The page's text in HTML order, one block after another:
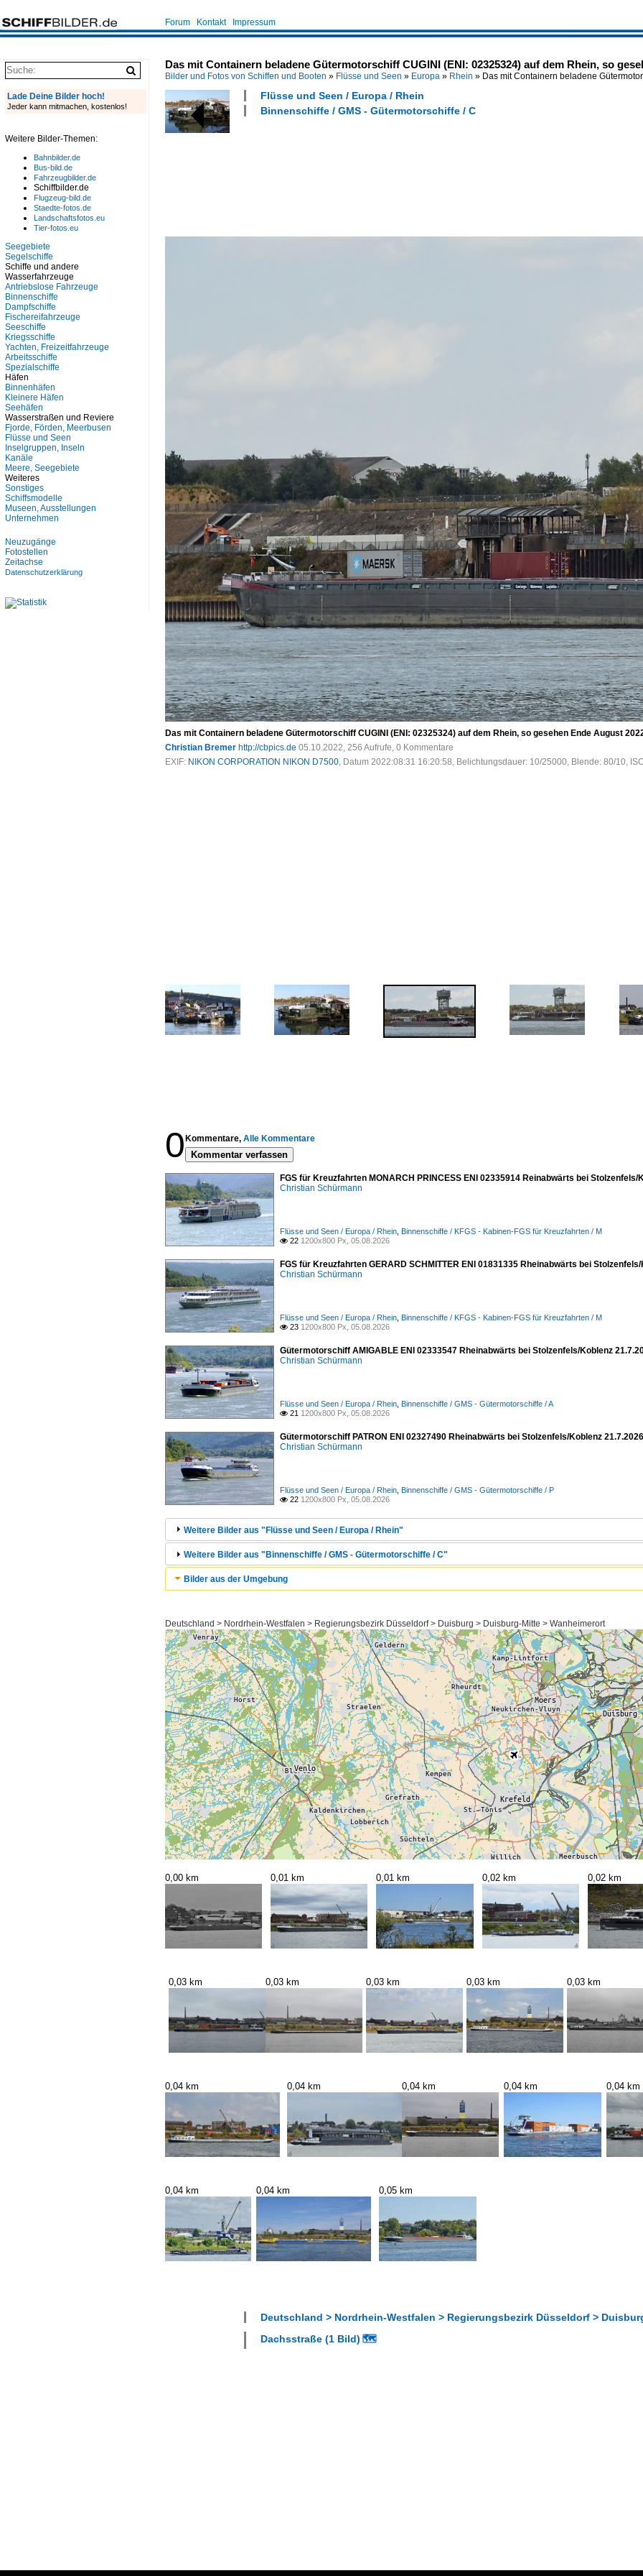
Forum Kontakt Impressum
Das mit Containern beladene Gütermotorschiff CUGINI (ENI: 02325324) auf dem Rhein, so
Bilder und Fotos von Schiffen und Booten » Flüsse und Seen » Europa » Rhein » Das mit Containern beladene
Flüsse und Seen / Europa / Rhein
Binnenschiffe / GMS - Gütermotorschiffe / C
Das mit Containern beladene Gütermotorschiff CUGINI (ENI: 02325324) auf dem Rhein, so gesehen Ende August
Christian Bremer http://cbpics.de 05.10.2022, 256 Aufrufe, 0 Kommentare
EXIF: NIKON CORPORATION NIKON D7500, Datum 2022:08:31 16:20:58, Belichtungsdauer: 10/25000, Blende: 80/10,
0 Kommentare, Alle Kommentare
Kommentar verfassen
FGS für Kreuzfahrten MONARCH PRINCESS ENI 02335914 Reinabwärts bei Stolzenfels/
Christian Schürmann
Flüsse und Seen / Europa / Rhein Binnenschiffe / KFGS - Kabinen-FGS für Kreuzfahrten / M
 22 1200x800 Px, 05.08.2026
FGS für Kreuzfahrten GERARD SCHMITTER ENI 01831335 Rheinabwärts bei
Christian Schürmann
Flüsse und Seen / Europa / Rhein Binnenschiffe / KFGS - Kabinen-FGS für Kreuzfahrten / M
 23 1200x800 Px, 05.08.2026
Gütermotorschiff AMIGABLE ENI 02333547 Rheinabwärts bei Stolzenfels/Koblenz
Christian Schürmann
Flüsse und Seen / Europa / Rhein Binnenschiffe / GMS - Gütermotorschiffe / A
 21 1200x800 Px, 05.08.2026
Gütermotorschiff PATRON ENI 02327490 Rheinabwärts bei Stolzenfels/Koblenz 21.7.2026
Christian Schürmann
Flüsse und Seen / Europa / Rhein Binnenschiffe / GMS - Gütermotorschiffe / P
 22 1200x800 Px, 05.08.2026
Weitere Bilder aus "Flüsse und Seen / Europa / Rhein"
Weitere Bilder aus "Binnenschiffe / GMS - Gütermotorschiffe / C"
Bilder aus der Umgebung
Deutschland > Nordrhein-Westfalen > Regierungsbezirk Düsseldorf > Duisburg > Duisburg-Mitte > Wanheimerort
0,00 km 0,01 km 0,01 km 0,02 km 0,02 km
0,03 km 0,03 km 0,03 km 0,03 km 0,03 km
0,04 km 0,04 km 0,04 km 0,04 km 0,04 km
0,04 km 0,04 km 0,05 km
Deutschland > Nordrhein-Westfalen > Regierungsbezirk Düsseldorf >
Dachsstraße (1 Bild) 🗺
Lade Deine Bilder hoch!
Jeder kann mitmachen, kostenlos!
Weitere Bilder-Themen:
Bahnbilder.de
Bus-bild.de
Fahrzeugbilder.de
Schiffbilder.de
Flugzeug-bild.de
Staedte-fotos.de
Landschaftsfotos.eu
Tier-fotos.eu
Seegebiete
Segelschiffe
Schiffe und andere
Wasserfahrzeuge
Antriebslose Fahrzeuge
Binnenschiffe
Dampfschiffe
Fischereifahrzeuge
Seeschiffe
Kriegsschiffe
Yachten, Freizeitfahrzeuge
Arbeitsschiffe
Spezialschiffe
Häfen
Binnenhäfen
Kleinere Häfen
Seehäfen
Wasserstraßen und Reviere
Fjorde, Förden, Meerbusen
Flüsse und Seen
Inselgruppen, Inseln
Kanäle
Meere, Seegebiete
Weiteres
Sonstiges
Schiffsmodelle
Museen, Ausstellungen
Unternehmen
Neuzugänge
Fotostellen
Zeitachse
Datenschutzerklärung